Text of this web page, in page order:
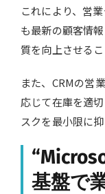
これにより、営
も最新の顧客情
質を向上させるこ
また、CRMの営
応じて在庫を適
スクを最小限に
基盤で